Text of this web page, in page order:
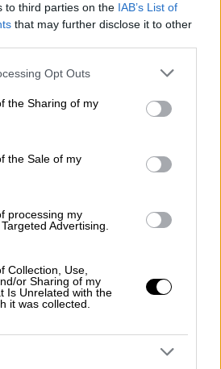
to third parties on the IAB’s List of
that may further disclose it to other
app uses one or more Google
usage behaviour. You may click to
Google and its third-party tags to
specified purposes in below Google
Opt Outs
the Sharing of my
the Sale of my
processing my
Advertising.
Collection, Use,
or Sharing of my
Is Unrelated with the
it was collected.
που τον είδα με
με το κλασικό του
ζωή του
στις 21 Αυγούστου του
ναυαγοσώστης
Mike
του Baywatch. Ήταν ο
πρωταγωνιστές που
του ζωή
επεισόδια της σειράς
το 1989 ως το 2001. Ο